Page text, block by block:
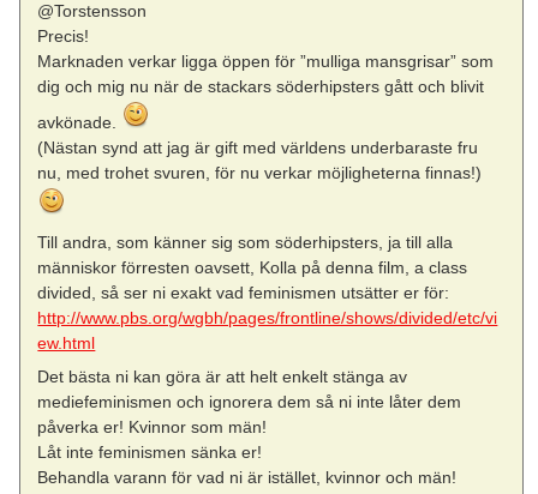
@Torstensson
Precis!
Marknaden verkar ligga öppen för ”mulliga mansgrisar” som
dig och mig nu när de stackars söderhipsters gått och blivit
avkönade.
(Nästan synd att jag är gift med världens underbaraste fru
nu, med trohet svuren, för nu verkar möjligheterna finnas!)
Till andra, som känner sig som söderhipsters, ja till alla
människor förresten oavsett, Kolla på denna film, a class
divided, så ser ni exakt vad feminismen utsätter er för:
http://www.pbs.org/wgbh/pages/frontline/shows/divided/etc/vi
ew.html
Det bästa ni kan göra är att helt enkelt stänga av
mediefeminismen och ignorera dem så ni inte låter dem
påverka er! Kvinnor som män!
Låt inte feminismen sänka er!
Behandla varann för vad ni är istället, kvinnor och män!